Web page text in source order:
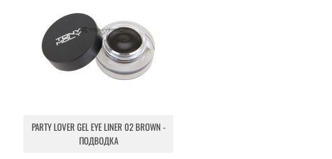
PARTY LOVER GEL EYE LINER 02 BROWN -
ПОДВОДКА